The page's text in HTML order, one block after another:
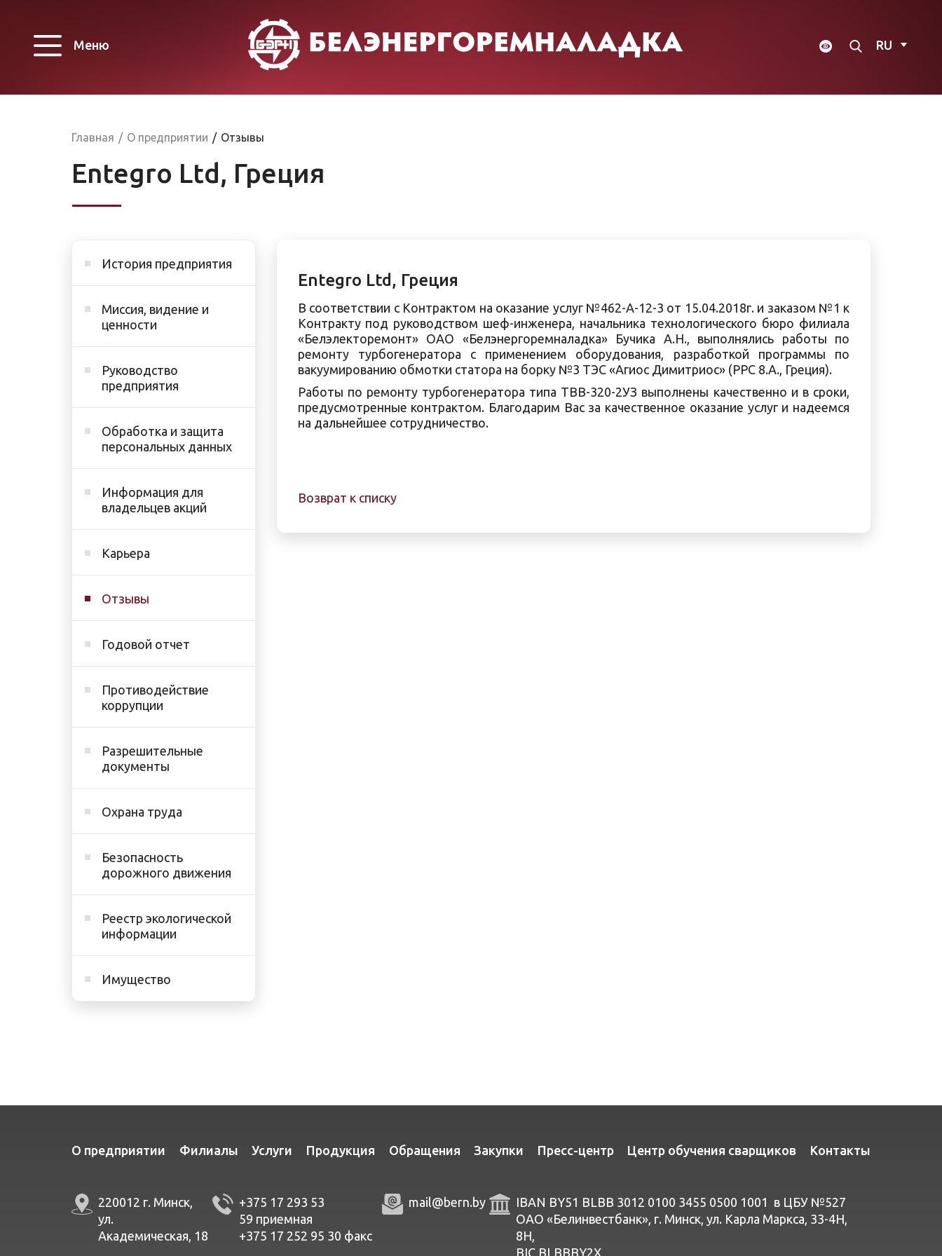
Меню RU
Главная / О предприятии / Отзывы
Entegro Ltd, Греция
Entegro Ltd, Греция
В соответствии с Контрактом на оказание услуг №462-А-12-3 от 15.04.2018г. и заказом №1 к
Контракту под руководством шеф-инженера, начальника технологического бюро филиала
«Белэлекторемонт» ОАО «Белэнергоремналадка» Бучика А.Н., выполнялись работы по
ремонту турбогенератора с применением оборудования, разработкой программы по
вакуумированию обмотки статора на борку №3 ТЭС «Агиос Димитриос» (РРС 8.А., Греция).
Работы по ремонту турбогенератора типа ТВВ-320-2УЗ выполнены качественно и в сроки,
предусмотренные контрактом. Благодарим Вас за качественное оказание услуг и надеемся
на дальнейшее сотрудничество.
Возврат к списку
История предприятия
Миссия, видение и
ценности
Руководство
предприятия
Обработка и защита
персональных данных
Информация для
владельцев акций
Карьера
Отзывы
Годовой отчет
Противодействие
коррупции
Разрешительные
документы
Охрана труда
Безопасность
дорожного движения
Реестр экологической
информации
Имущество
О предприятии Филиалы Услуги Продукция Обращения Закупки Пресс-центр Центр обучения сварщиков Контакты
220012 г. Минск,
ул.
Академическая, 18
+375 17 293 53
59 приемная
+375 17 252 95 30 факc
mail@bern.by
IBAN BY51 BLBB 3012 0100 3455 0500 1001 в ЦБУ №527
ОАО «Белинвестбанк», г. Минск, ул. Карла Маркса, 33-4Н,
8Н,
BIC BLBBBY2X